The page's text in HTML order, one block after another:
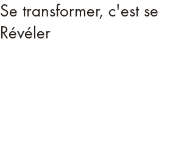
Se transformer, c'est se
Révéler